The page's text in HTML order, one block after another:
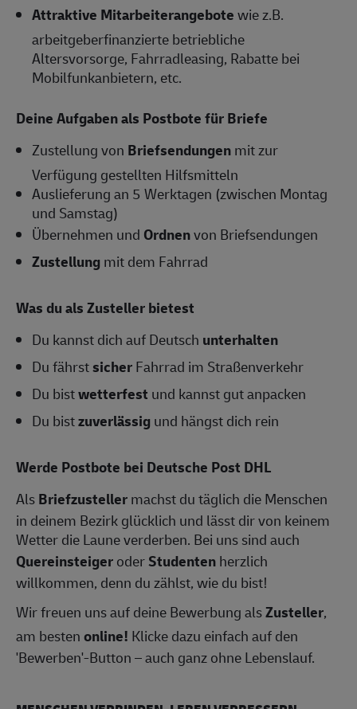
Attraktive Mitarbeiterangebotewie z.B.
arbeitgeberfinanzierte betriebliche
Altersvorsorge, Fahrradleasing, Rabatte bei
Mobilfunkanbietern, etc.
Deine Aufgaben als Postbote für Briefe
Zustellung von Briefsendungenmit zur
Verfügung gestellten Hilfsmitteln
Auslieferung an 5 Werktagen (zwischen Montag
und Samstag)
Übernehmen und Ordnenvon Briefsendungen
Zustellungmit dem Fahrrad
Was du als Zusteller bietest
Du kannst dich auf Deutsch unterhalten
Du fährstsicherFahrrad im Straßenverkehr
Du bistwetterfest und kannst gut anpacken
Du bistzuverlässigund hängst dich rein
Werde Postbote bei Deutsche Post DHL
AlsBriefzustellermachst du täglich die Menschen
in deinem Bezirk glücklich und lässt dir von keinem
Wetter die Laune verderben. Bei uns sind auch
QuereinsteigeroderStudentenherzlich
willkommen, denn du zählst, wie du bist!
Wir freuen uns auf deine Bewerbung alsZusteller,
am bestenonline! Klicke dazu einfach auf den
'Bewerben'-Button – auch ganz ohne Lebenslauf.